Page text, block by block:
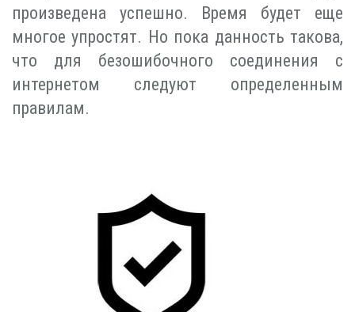
произведена успешно. Время будет еще
многое упростят. Но пока данность такова,
что для безошибочного соединения с
интернетом следуют определенным
правилам.
Индивидуальный подход